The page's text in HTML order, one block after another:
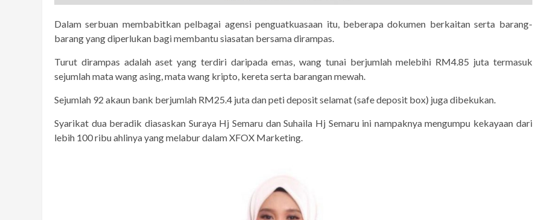
Dalam serbuan membabitkan pelbagai agensi penguatkuasaan itu, beberapa dokumen berkaitan serta barang-
barang yang diperlukan bagi membantu siasatan bersama dirampas.
Turut dirampas adalah aset yang terdiri daripada emas, wang tunai berjumlah melebihi RM4.85 juta termasuk
sejumlah mata wang asing, mata wang kripto, kereta serta barangan mewah.
Sejumlah 92 akaun bank berjumlah RM25.4 juta dan peti deposit selamat (safe deposit box) juga dibekukan.
Syarikat dua beradik diasaskan Suraya Hj Semaru dan Suhaila Hj Semaru ini nampaknya mengumpu kekayaan dari
lebih 100 ribu ahlinya yang melabur dalam XFOX Marketing.